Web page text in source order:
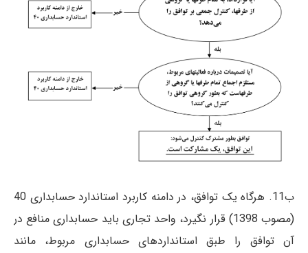
ب11. هرگاه یک توافق، در دامنه کاربرد استاندارد حسابداری 40
(مصوب 1398) قرار نگیرد، واحد تجاری باید حسابداری منافع در
آن توافق را طبق استانداردهای حسابداری مربوط، مانند